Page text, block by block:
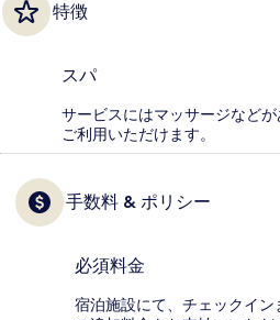
特徴
スパ
サービスにはマッサージなど
ご利用いただけます。
手数料 & ポリシー
必須料金
宿泊施設にて、チェックイ